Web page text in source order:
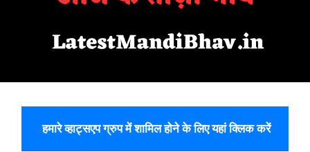
हमारे व्हाट्सएप ग्रुप में शामिल होने के लिए यहां क्लिक करें